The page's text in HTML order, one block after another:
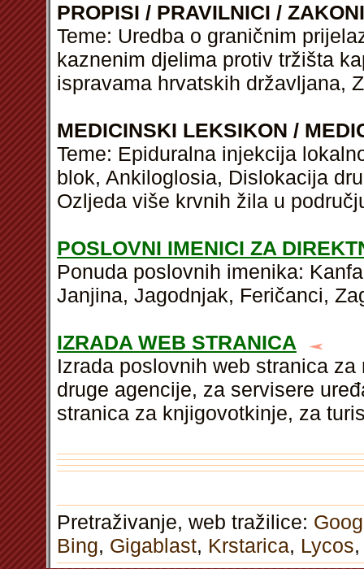
PROPISI / PRAVILNICI / ZAKONI
Teme: Uredba o graničnim
kaznenim djelima protiv tržišta
ispravama hrvatskih državljana,
MEDICINSKI LEKSIKON /
Teme: Epiduralna injekcija
blok, Ankiloglosia, Dislokacija
Ozljeda više krvnih žila u
POSLOVNI IMENICI ZA
Ponuda poslovnih imenika:
Janjina, Jagodnjak, Feričanci,
IZRADA WEB STRANICA
Izrada poslovnih web stranica
druge agencije, za servisere
stranica za knjigovotkinje, za
Pretraživanje, web tražilice:
Bing, Gigablast, Krstarica, Lycos